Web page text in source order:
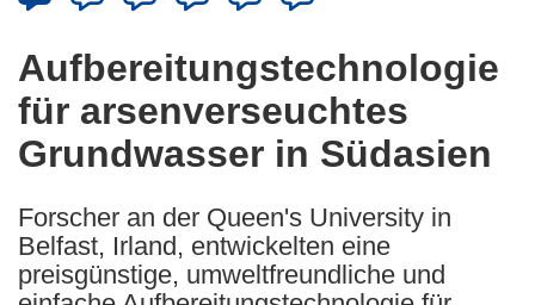
available
the
following
languages:
Aufbereitungstechnologie
für arsenverseuchtes
Grundwasser in Südasien
Forscher an der Queen's University in
Belfast, Irland, entwickelten eine
preisgünstige, umweltfreundliche und